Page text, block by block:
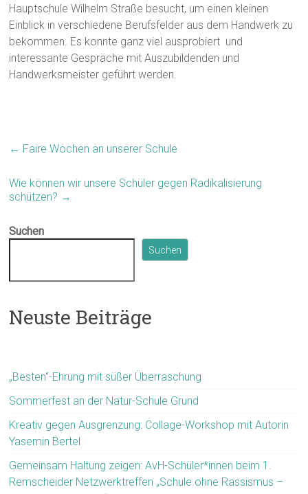
Hauptschule Wilhelm Straße besucht, um einen kleinen
Einblick in verschiedene Berufsfelder aus dem Handwerk zu
bekommen. Es konnte ganz viel ausprobiert und
interessante Gespräche mit Auszubildenden und
Handwerksmeister geführt werden.
← Faire Wochen an unserer Schule
Wie können wir unsere Schüler gegen Radikalisierung
schützen? →
Suchen
Suchen
Neuste Beiträge
„Besten“-Ehrung mit süßer Überraschung
Sommerfest an der Natur-Schule Grund
Kreativ gegen Ausgrenzung: Collage-Workshop mit Autorin
Yasemin Bertel
Gemeinsam Haltung zeigen: AvH-Schüler*innen beim 1.
Remscheider Netzwerktreffen „Schule ohne Rassismus –